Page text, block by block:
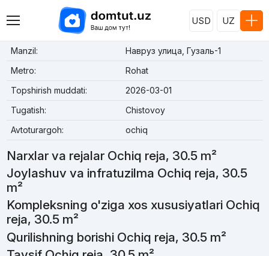
USD UZ
Manzil:
Навруз улица, Гузаль-1
Metro:
Rohat
Topshirish muddati:
2026-03-01
Tugatish:
Chistovoy
Avtoturargoh:
ochiq
Narxlar va rejalar Ochiq reja, 30.5 m²
Joylashuv va infratuzilma Ochiq reja, 30.5
m²
Kompleksning o'ziga xos xususiyatlari Ochiq
reja, 30.5 m²
Qurilishning borishi Ochiq reja, 30.5 m²